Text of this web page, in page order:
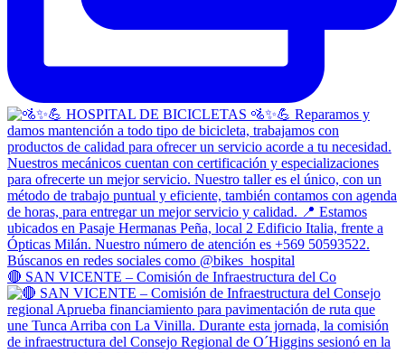
🔴 SAN VICENTE – Comisión de Infraestructura del Co